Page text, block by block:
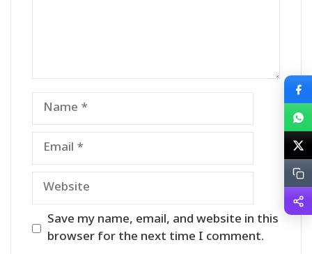
Name
Email
Website
Save my name, email, and website in this
browser for the next time I comment.